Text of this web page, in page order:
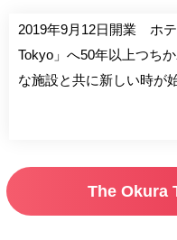
2019年9月12日開業 ホ
Tokyo」へ50年以上つち
な施設と共に新しい時が
The Okura